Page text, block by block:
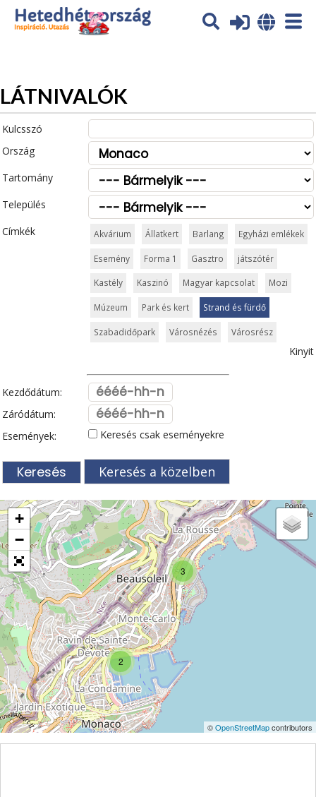
Az oldal sütiket (cookies) használ. További tájékoztatás itt:
Adatvédelmi tájékoztató
LÁTNIVALÓK
Kulcsszó
Ország
Tartomány
Település
Címkék
Akvárium Állatkert Barlang Egyházi emlékek
Esemény Forma 1 Gasztro játszótér
Kastély Kaszinó Magyar kapcsolat Mozi
Múzeum Park és kert Strand és fürdő
Szabadidőpark Városnézés Városrész
Kinyit
Kezdődátum:
Záródátum:
Események:
Keresés csak eseményekre
Keresés a közelben
2
3
+
−
©OpenStreetMapcontributors